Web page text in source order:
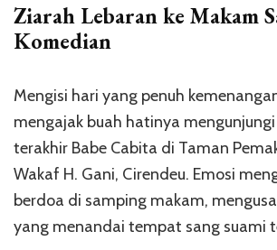
Ziarah Lebaran ke Makam
Komedian
Mengisi hari yang penuh
mengajak buah hatinya
terakhir Babe Cabita di Taman
Wakaf H. Gani, Cirendeu. Emosi
berdoa di samping makam,
yang menandai tempat sang suami